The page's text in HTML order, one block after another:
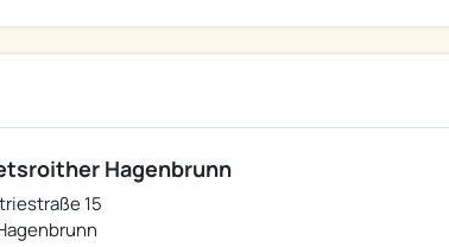
Hagenbrunn
15